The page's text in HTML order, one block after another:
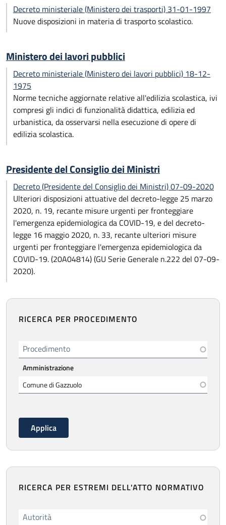
Decreto ministeriale (Ministero dei trasporti) 31-01-1997
Nuove disposizioni in materia di trasporto scolastico.
Ministero dei lavori pubblici
Decreto ministeriale (Ministero dei lavori pubblici) 18-12-
1975
Norme tecniche aggiornate relative all'edilizia scolastica, ivi
compresi gli indici di funzionalità didattica, edilizia ed
urbanistica, da osservarsi nella esecuzione di opere di
edilizia scolastica.
Presidente del Consiglio dei Ministri
Decreto (Presidente del Consiglio dei Ministri) 07-09-2020
Ulteriori disposizioni attuative del decreto-legge 25 marzo
2020, n. 19, recante misure urgenti per fronteggiare
l'emergenza epidemiologica da COVID-19, e del decreto-
legge 16 maggio 2020, n. 33, recante ulteriori misure
urgenti per fronteggiare l'emergenza epidemiologica da
COVID-19. (20A04814) (GU Serie Generale n.222 del 07-09-
2020).
RICERCA PER PROCEDIMENTO
Procedimento
Amministrazione
RICERCA PER ESTREMI DELL'ATTO NORMATIVO
Autorità